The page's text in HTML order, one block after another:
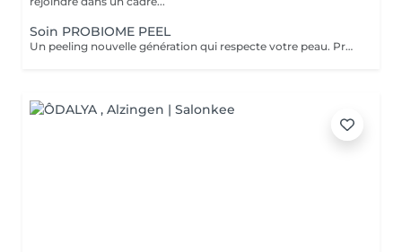
Soin PROBIOME PEEL
Un peeling nouvelle génération qui respecte votre peau. Probiome Peel associe la puissance d'un peeling sur-mesure à une restauration profonde du microbiome cutané. 5 peelings personnalisés selon votre type de peau et vos besoins (éclat, imperfections, taches, rides, texture irrégulière). Action renouvelante, lissante et clarifiante tout en renforçant la barrière cutanée. Formule enrichie en Multibiotic Complex, qui équilibre la flore cutanée et prévient les irritations. Rituel Post-Peeling (kit 7 Days) intégré dans le prix du soin. Aide à restaurer la peau, renforcer la barrière cutanée et préserver les résultats obtenus en cabine. Résultat : Effet « peau neuve » durable et éclat du teint retrouvé. Une peau plus lumineuse, plus lisse et visiblement renouvelée dès la première séance, sans irritations.